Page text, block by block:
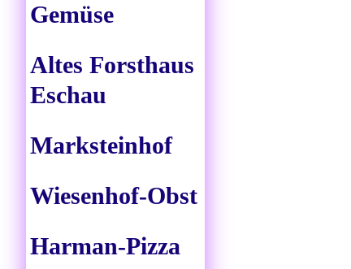
Gemüse
Altes Forsthaus
Eschau
Marksteinhof
Wiesenhof-Obst
Harman-Pizza